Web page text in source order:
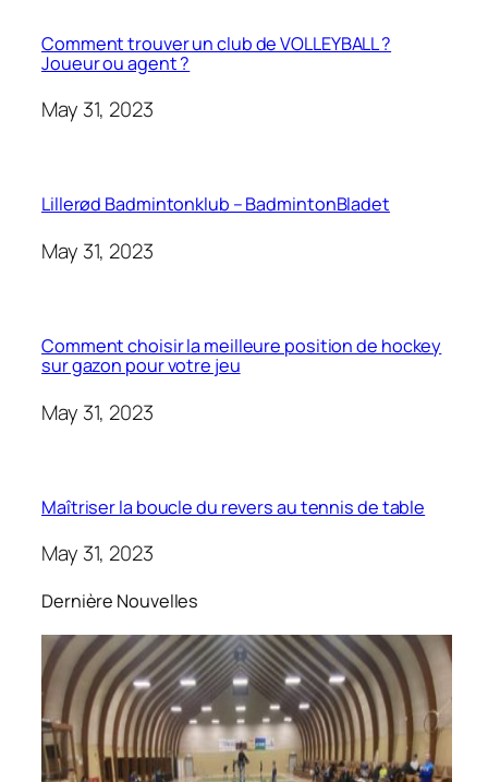
Comment trouver un club de VOLLEYBALL ?
Joueur ou agent ?
May 31, 2023
Lillerød Badmintonklub – BadmintonBladet
May 31, 2023
Comment choisir la meilleure position de hockey
sur gazon pour votre jeu
May 31, 2023
Maîtriser la boucle du revers au tennis de table
May 31, 2023
Dernière Nouvelles